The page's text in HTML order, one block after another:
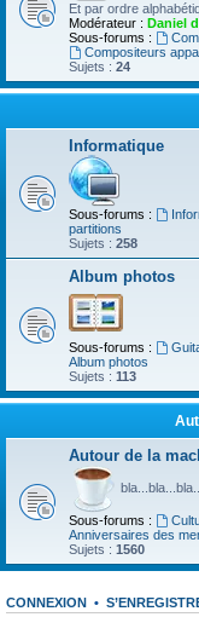
Et par ordre
Modérateur : Daniel
Sous-forums :
Compositeurs
Sujets : 24
Informatique
Sous-forums :
partitions
Sujets : 258
Album photos
Sous-forums :
Album photos
Sujets : 113
Autour de la
Sous-forums :
Anniversaires des
Sujets : 1560
CONNEXION •